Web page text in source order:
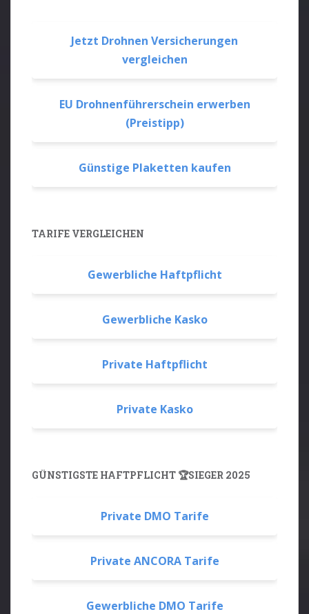
Jetzt Drohnen Versicherungen
vergleichen
EU Drohnenführerschein erwerben
(Preistipp)
Günstige Plaketten kaufen
TARIFE VERGLEICHEN
Gewerbliche Haftpflicht
Gewerbliche Kasko
Private Haftpflicht
Private Kasko
GÜNSTIGSTE HAFTPFLICHT 🏆SIEGER 2025
Private DMO Tarife
Private ANCORA Tarife
Gewerbliche DMO Tarife